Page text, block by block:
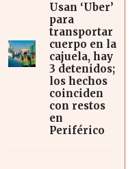
Usan ‘Uber’
para
transportar
cuerpo en la
cajuela, hay
3 detenidos;
los hechos
coinciden
con restos
en
Periférico